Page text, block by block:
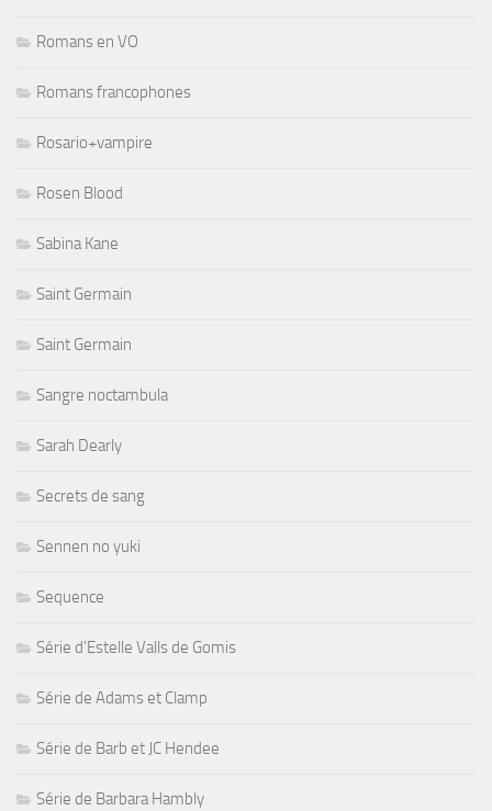
Romans en VO
Romans francophones
Rosario+vampire
Rosen Blood
Sabina Kane
Saint Germain
Saint Germain
Sangre noctambula
Sarah Dearly
Secrets de sang
Sennen no yuki
Sequence
Série d'Estelle Valls de Gomis
Série de Adams et Clamp
Série de Barb et JC Hendee
Série de Barbara Hambly